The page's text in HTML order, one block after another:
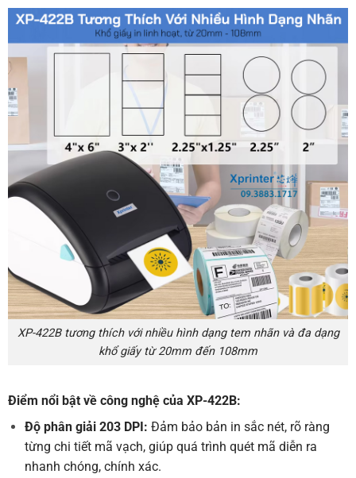
XP-422B tương thích với nhiều hình dạng tem nhãn và đa dạng
khổ giấy từ 20mm đến 108mm
Điểm nổi bật về công nghệ của XP-422B:
Độ phân giải 203 DPI: Đảm bảo bản in sắc nét, rõ ràng
từng chi tiết mã vạch, giúp quá trình quét mã diễn ra
nhanh chóng, chính xác.